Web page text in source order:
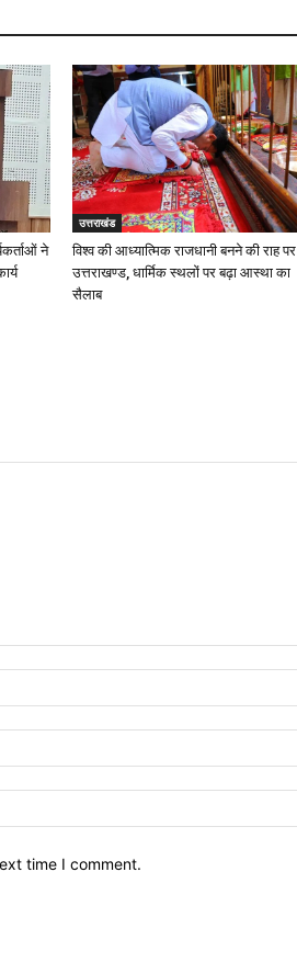
ने
उत्तराखंड
विश्व की आध्यात्मिक राजधानी बनने की राह पर
उत्तराखण्ड, धार्मिक स्थलों पर बढ़ा आस्था का
सैलाब
time I comment.